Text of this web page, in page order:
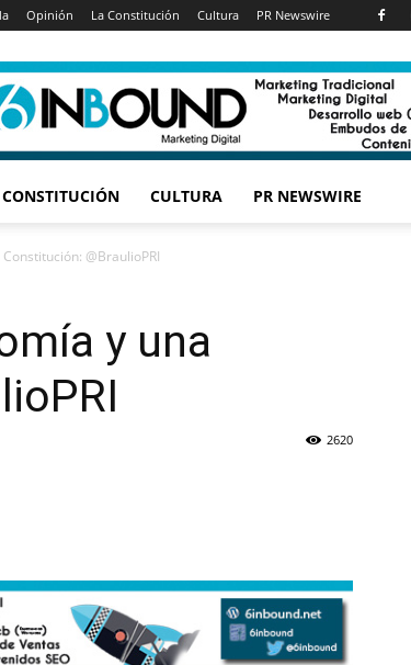
Opinión La Constitución Cultura PR Newswire
CULTURA PR NEWSWIRE
@BraulioPRI
y una
2620